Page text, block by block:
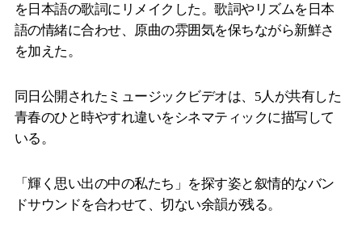
を日本語の歌詞にリメイクした。歌詞やリズムを日本
語の情緒に合わせ、原曲の雰囲気を保ちながら新鮮さ
を加えた。
同日公開されたミュージックビデオは、5人が共有した
青春のひと時やすれ違いをシネマティックに描写して
いる。
「輝く思い出の中の私たち」を探す姿と叙情的なバン
ドサウンドを合わせて、切ない余韻が残る。